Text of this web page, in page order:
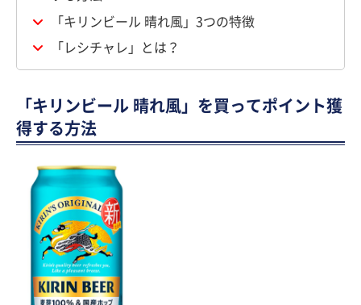
「キリンビール 晴れ風」3つの特徴
「レシチャレ」とは？
「キリンビール 晴れ風」を買ってポイント獲
得する方法